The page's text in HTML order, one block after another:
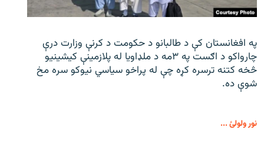
په افغانستان کې د طالبانو د حکومت د کرنې وزارت درې
چارواکو د اګست په ۳مه د ملډاویا له پلازمینې کیشینیو
څخه کتنه ترسره کړه چې له پراخو سیاسي نیوکو سره مخ
شوې ده.
نور ولولئ ...